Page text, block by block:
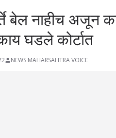
बेल नाहीच अजून
घडले कोर्टात
NEWS MAHARSAHTRA VOICE